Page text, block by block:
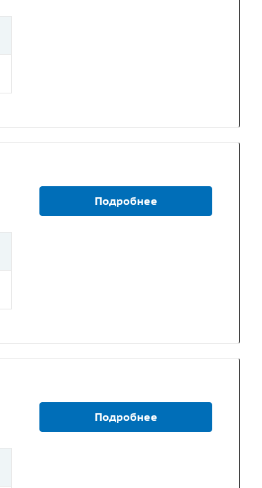
Подробнее
Подробнее